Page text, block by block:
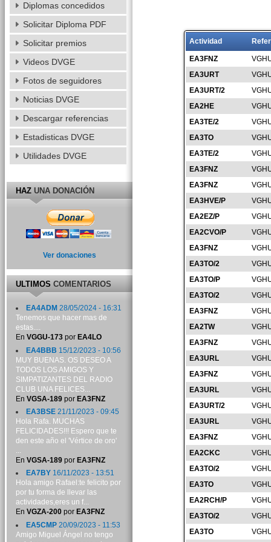
Actividad
EA3FNZ
EA3URT
EA3URT/2
EA2HE
EA3TE/2
EA3TO
EA3TE/2
EA3FNZ
EA3FNZ
EA3HVE/P
EA2EZ/P
EA2CVO/P
EA3FNZ
EA3TO/2
EA3TO/P
EA3TO/2
EA3FNZ
EA2TW
EA3FNZ
EA3URL
EA3FNZ
EA3URL
EA3URT/2
EA3URL
EA3FNZ
EA2CKC
EA3TO/2
EA3TO
EA2RCH/P
EA3TO/2
EA3TO
Diplomas concedidos
Solicitar Diploma PDF
Solicitar premios
Videos DVGE
Fotos de seguidores
Noticias DVGE
Descargar referencias
Estadisticas DVGE
Utilidades DVGE
HAZUNA DONACIÓN
Ver donaciones
ULTIMOSCOMENTARIOS
EA4ADM 28/05/2024 - 16:31
Tenemos que hacer mas de
estas....
En VGGU-173por EA4LO
EA4BBB 15/12/2023 - 10:56
MUY BUENAS. OS DESEO A
TODOS LOS AMIGOS Y
SIMPATIZANTES DEL RADIO
CLUB UNA FELICES...
En VGSA-189por EA3FNZ
EA3BSE21/11/2023 - 09:45
Hola Rafa. MUCHAS
FELICIDADES!!! Espero que te
den este año el 'Vértice de oro'
...
En VGSA-189por EA3FNZ
EA7BY16/11/2023 - 13:51
Hola amigo Rafael:te felicito por
por tu forma de llevar las
actividades,eres un f...
En VGZA-200por EA3FNZ
EA5CMP20/09/2023 - 11:53
Amigo Miguel Ángel no tengo